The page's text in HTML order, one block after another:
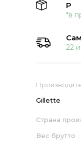
Gillette
Страна
Вес брутто
Р
*в
22